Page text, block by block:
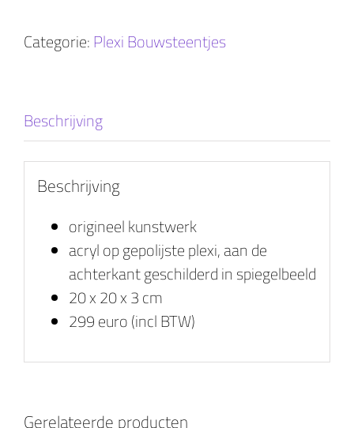
Categorie:Plexi Bouwsteentjes
Beschrijving
Beschrijving
origineel kunstwerk
acryl op gepolijste plexi, aan de
achterkant geschilderd in spiegelbeeld
20 x 20 x 3 cm
299 euro (incl BTW)
Gerelateerde producten